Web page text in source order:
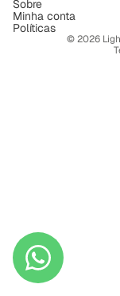
Sobre
Minha conta
Políticas
© 2026
Política de